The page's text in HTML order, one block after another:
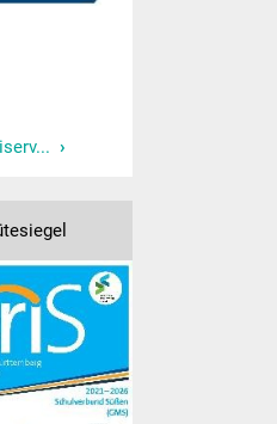
Lesebegleiter
Koko Reli
Förderverein
Formulare